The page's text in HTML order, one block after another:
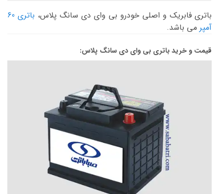
باتری فابریک و اصلی خودرو بی وای دی سانگ پلاس،
باتری 60
آمپر می باشد.
قیمت و خرید باتری بی وای دی سانگ پلاس: